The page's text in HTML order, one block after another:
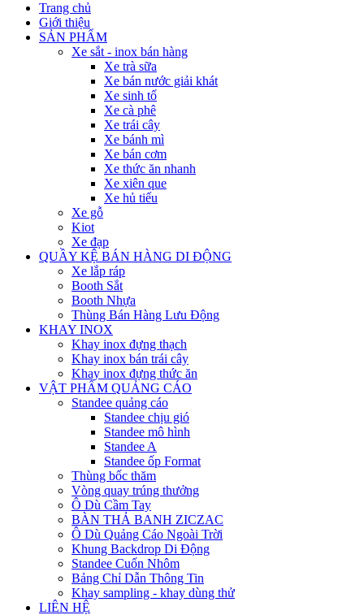
Trang chủ
Giới thiệu
SẢN PHẨM
Xe sắt - inox bán hàng
Xe trà sữa
Xe bán nước giải khát
Xe sinh tố
Xe cà phê
Xe trái cây
Xe bánh mì
Xe bán cơm
Xe thức ăn nhanh
Xe xiên que
Xe hủ tiếu
Xe gỗ
Kiot
Xe đạp
QUẦY KỆ BÁN HÀNG DI ĐỘNG
Xe lắp ráp
Booth Sắt
Booth Nhựa
Thùng Bán Hàng Lưu Động
KHAY INOX
Khay inox đựng thạch
Khay inox bán trái cây
Khay inox đựng thức ăn
VẬT PHẨM QUẢNG CÁO
Standee quảng cáo
Standee chịu gió
Standee mô hình
Standee A
Standee ốp Format
Thùng bốc thăm
Vòng quay trúng thưởng
Ô Dù Cầm Tay
BÀN THẢ BANH ZICZAC
Ô Dù Quảng Cáo Ngoài Trời
Khung Backdrop Di Động
Standee Cuốn Nhôm
Bảng Chỉ Dẫn Thông Tin
Khay sampling - khay dùng thử
LIÊN HỆ